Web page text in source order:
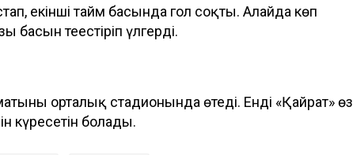
екінші тайм басында гол соқты. Алайда көп
теңестіріп үлгерді.
орталық стадионында өтеді. Енді «Қайрат» өз
күресетін болады.